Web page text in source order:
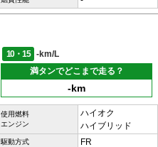
10・15
-km/L
満タンでどこまで走る？
-km
使用燃料
エンジン
ハイオク
ハイブリッド
駆動方式 FR